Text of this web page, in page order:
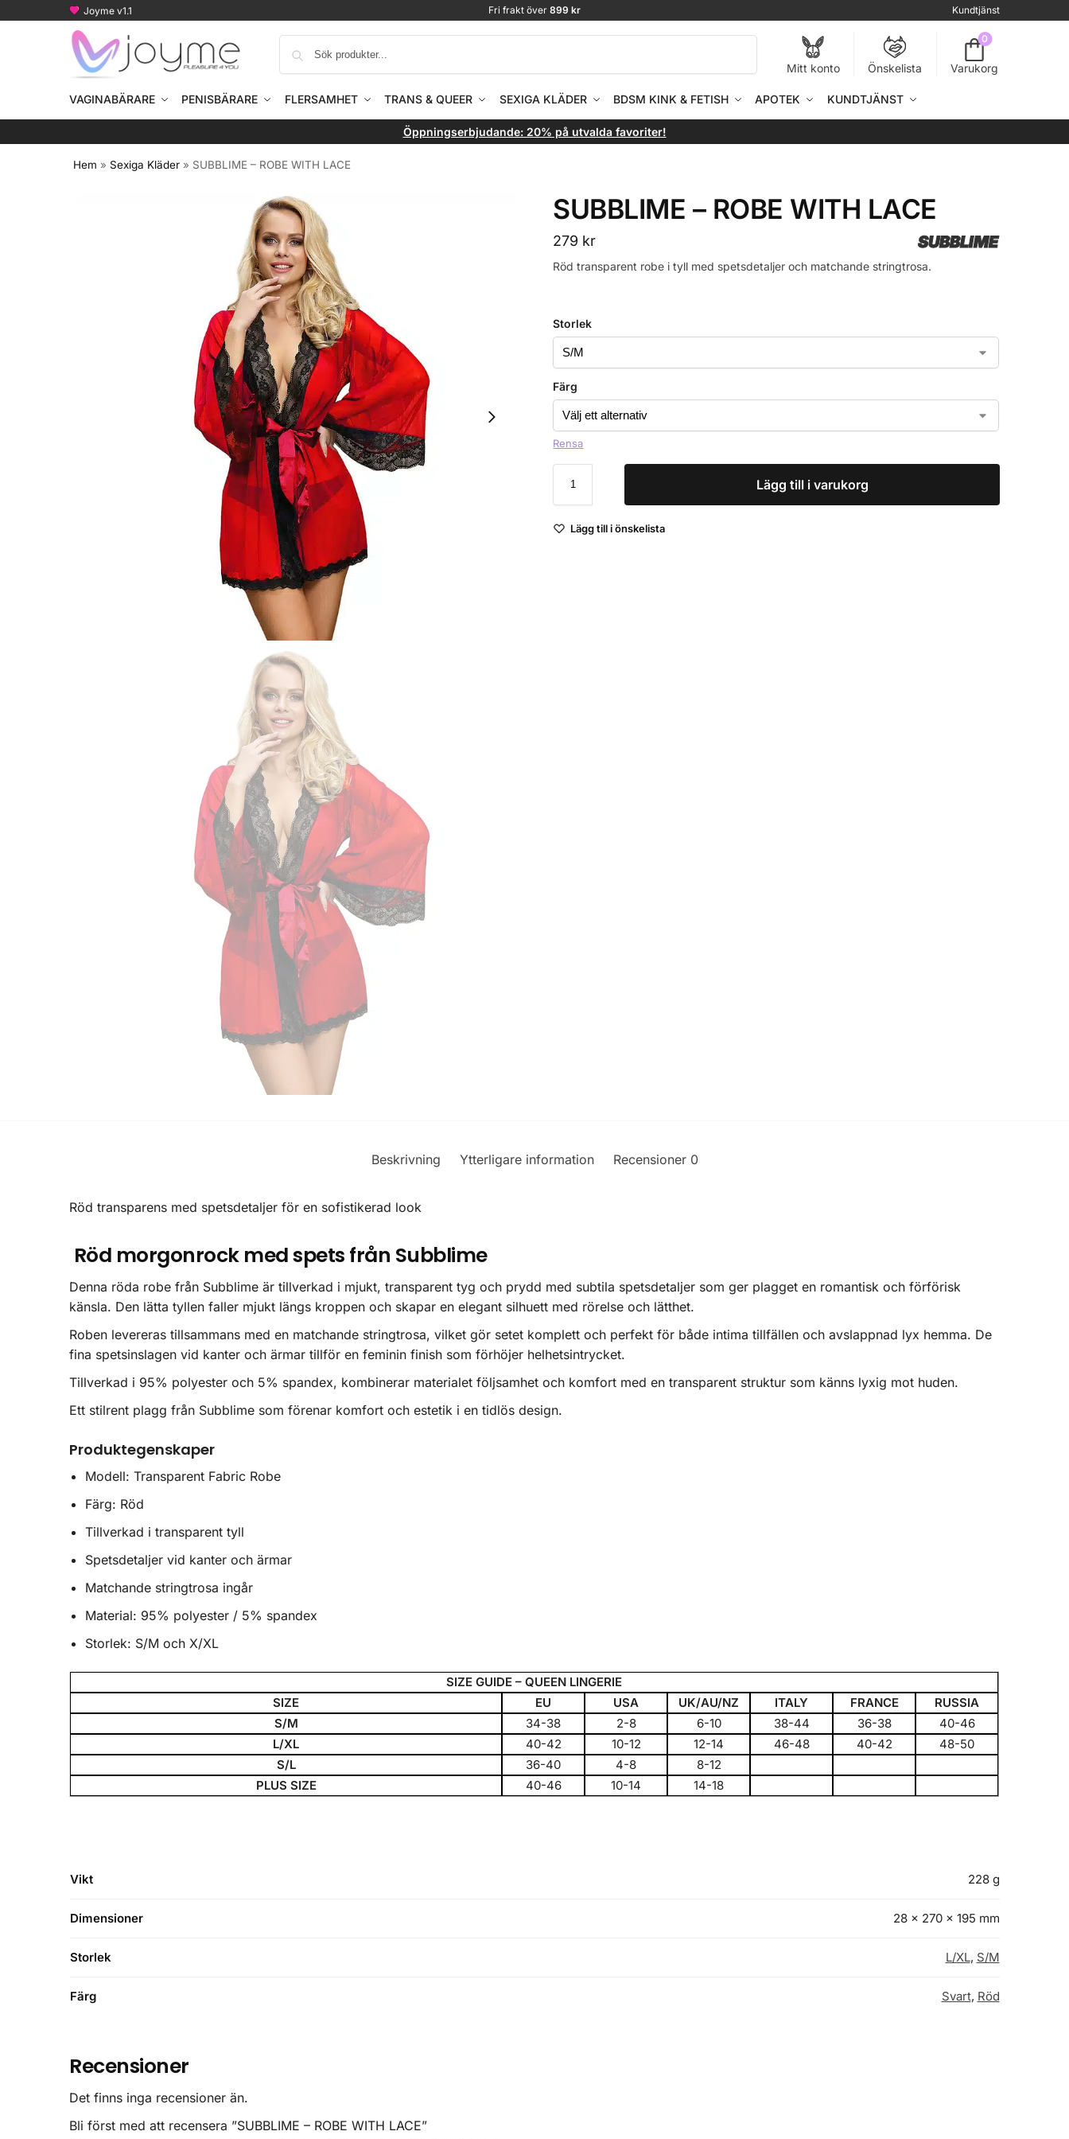
Joyme v1.1 Fri frakt över 899 kr Kundtjänst
Mitt konto Önskelista
0
Varukorg
VAGINABÄRARE PENISBÄRARE FLERSAMHET TRANS & QUEER SEXIGA KLÄDER BDSM KINK & FETISH APOTEK KUNDTJÄNST
Öppningserbjudande: 20% på utvalda favoriter!
Hem »Sexiga Kläder » SUBBLIME – ROBE WITH LACE
SUBBLIME – ROBE WITH LACE
SUBBLIME
279 kr
Röd transparent robe i tyll med spetsdetaljer och matchande stringtrosa.
Storlek
Färg
Rensa
Lägg till i varukorg
Lägg till i önskelista
Beskrivning Ytterligare information Recensioner 0
Röd transparens med spetsdetaljer för en sofistikerad look
Röd morgonrock med spets från Subblime
Denna röda robe från Subblime är tillverkad i mjukt, transparent tyg och prydd med subtila spetsdetaljer som ger plagget en romantisk och förförisk
känsla. Den lätta tyllen faller mjukt längs kroppen och skapar en elegant silhuett med rörelse och lätthet.
Roben levereras tillsammans med en matchande stringtrosa, vilket gör setet komplett och perfekt för både intima tillfällen och avslappnad lyx hemma. De
fina spetsinslagen vid kanter och ärmar tillför en feminin finish som förhöjer helhetsintrycket.
Tillverkad i 95% polyester och 5% spandex, kombinerar materialet följsamhet och komfort med en transparent struktur som känns lyxig mot huden.
Ett stilrent plagg från Subblime som förenar komfort och estetik i en tidlös design.
Produktegenskaper
Modell: Transparent Fabric Robe
Färg: Röd
Tillverkad i transparent tyll
Spetsdetaljer vid kanter och ärmar
Matchande stringtrosa ingår
Material: 95% polyester / 5% spandex
Storlek: S/M och X/XL
SIZE GUIDE –QUEEN LINGERIE
SIZE
EU USA UK/AU/NZ ITALY FRANCE
RUSSIA
S/M
34-38 2-8 6-10 38-44 36-38
40-46
L/XL
40-42 10-12 12-14 46-48 40-42
48-50
S/L
36-40 4-8
8-12
PLUS SIZE
40-46 10-14 14-18
Vikt 228 g
Dimensioner 28 × 270 × 195 mm
Storlek L/XL, S/M
Färg Svart, Röd
Recensioner
Det finns inga recensioner än.
Bli först med att recensera ”SUBBLIME – ROBE WITH LACE”